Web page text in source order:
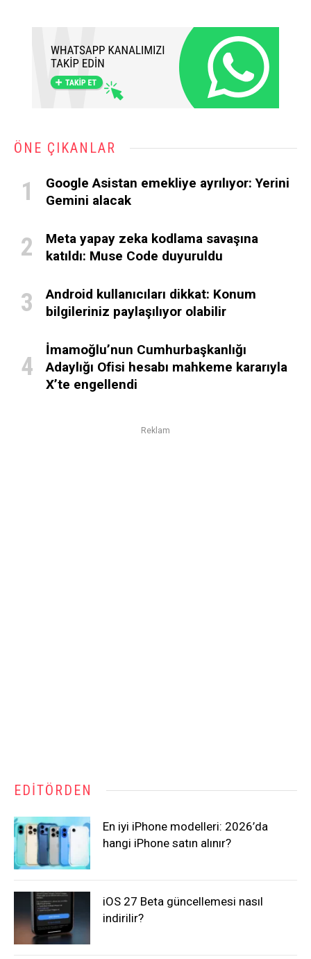
ÖNE ÇIKANLAR
Google Asistan emekliye ayrılıyor: Yerini
Gemini alacak
Meta yapay zeka kodlama savaşına
katıldı: Muse Code duyuruldu
Android kullanıcıları dikkat: Konum
bilgileriniz paylaşılıyor olabilir
İmamoğlu’nun Cumhurbaşkanlığı
Adaylığı Ofisi hesabı mahkeme kararıyla
X’te engellendi
Reklam
EDITÖRDEN
En iyi iPhone modelleri: 2026’da
hangi iPhone satın alınır?
iOS 27 Beta güncellemesi nasıl
indirilir?